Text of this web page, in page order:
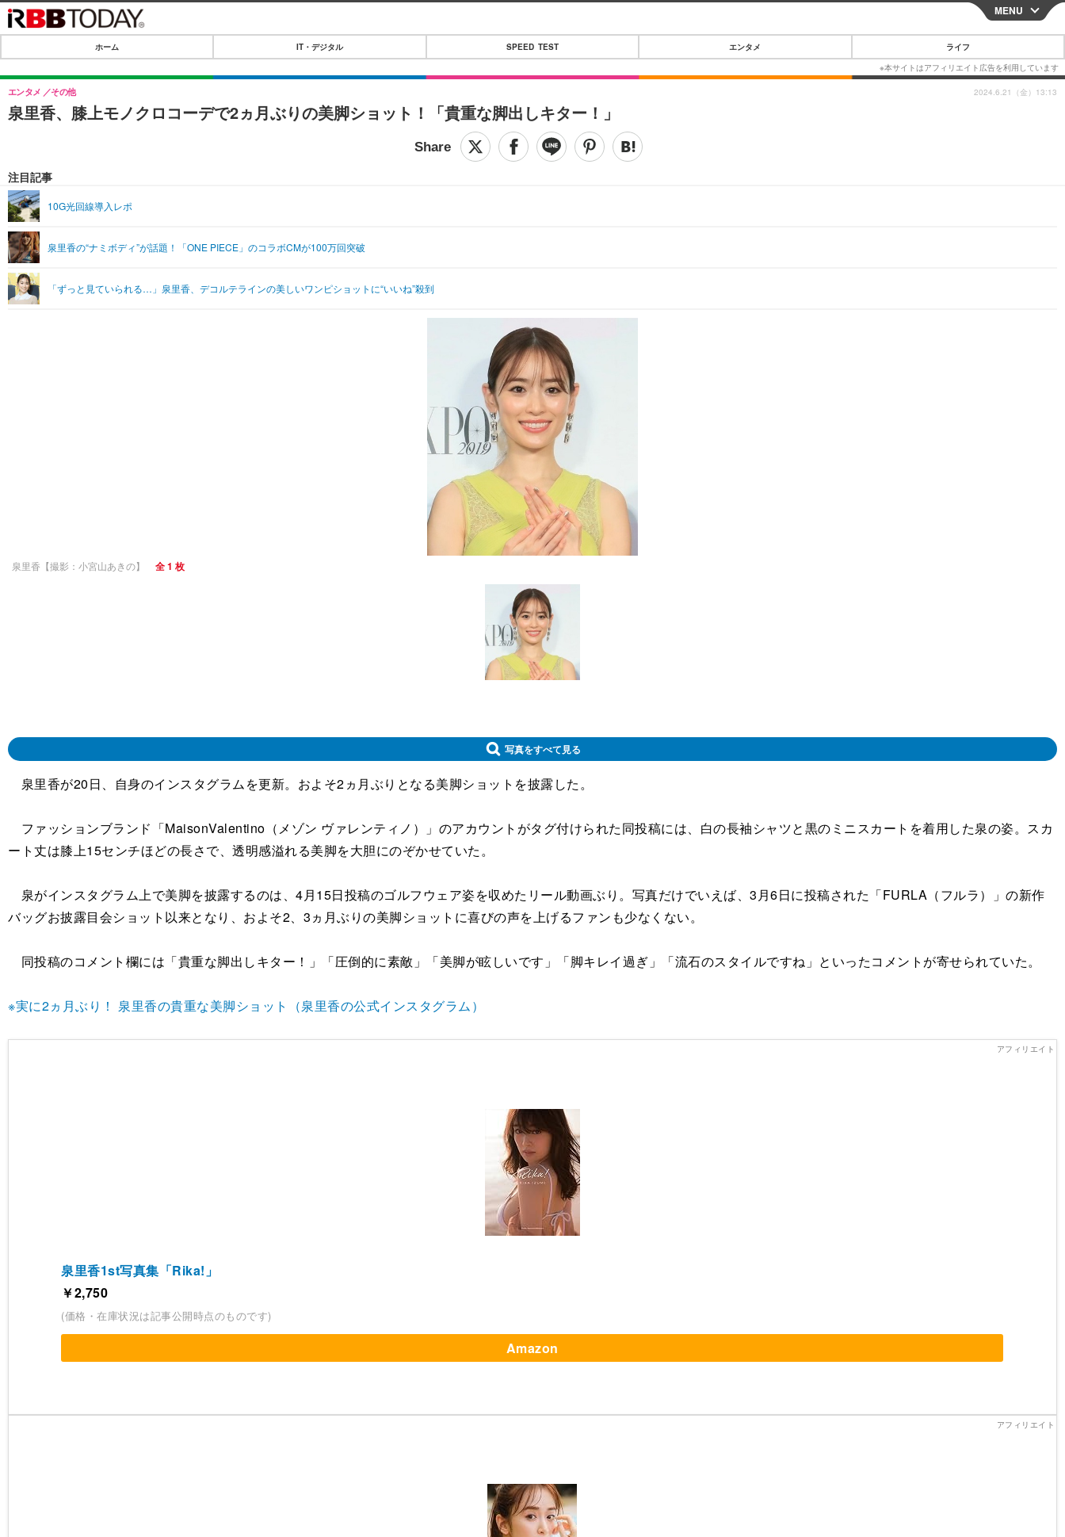
CLOSE
IT・デジタル
IT・デジタルTOP
SPEED TEST
音楽
ライフ
ペット
その他
リリース一覧
プッシュ通知の停止方法
MENU
ホーム IT・デジタル SPEED TEST エンタメ ライフ
泉里香、膝上モノクロコーデで2ヵ月ぶりの美脚ショット！「貴重な脚出しキター！」
エンタメ その他
注目記事
10G光回線導入レポ
泉里香の“ナミボディ”が話題！「ONE PIECE」のコラボCMが100万回突破
「ずっと見ていられる…」泉里香、デコルテラインの美しいワンピショットに“いいね”殺到
2024.6.21（金）13:13
泉里香【撮影：小宮山あきの】 全 1 枚
写真をすべて見る
泉里香が20日、自身のインスタグラムを更新。およそ2ヵ月ぶりとなる美脚ショットを披露した。
ファッションブランド「MaisonValentino（メゾン ヴァレンティノ）」のアカウントがタグ付けられた同投稿には、白の長袖シャツと黒のミニスカートを着用した泉の姿。スカ
ート丈は膝上15センチほどの長さで、透明感溢れる美脚を大胆にのぞかせていた。
泉がインスタグラム上で美脚を披露するのは、4月15日投稿のゴルフウェア姿を収めたリール動画ぶり。写真だけでいえば、3月6日に投稿された「FURLA（フルラ）」の新作
バッグお披露目会ショット以来となり、およそ2、3ヵ月ぶりの美脚ショットに喜びの声を上げるファンも少なくない。
同投稿のコメント欄には「貴重な脚出しキター！」「圧倒的に素敵」「美脚が眩しいです」「脚キレイ過ぎ」「流石のスタイルですね」といったコメントが寄せられていた。
※実に2ヵ月ぶり！ 泉里香の貴重な美脚ショット（泉里香の公式インスタグラム）
泉里香1st写真集「Rika!」
￥2,750
(価格・在庫状況は記事公開時点のものです)
Amazon